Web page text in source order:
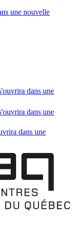
une nouvelle
dans une
dans une
dans une